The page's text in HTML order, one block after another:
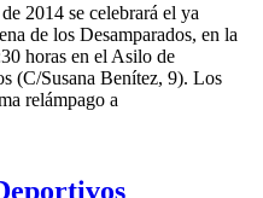
2014 se celebrará el ya
de los Desamparados, en la
horas en el Asilo de
(C/Susana Benítez, 9). Los
relámpago a